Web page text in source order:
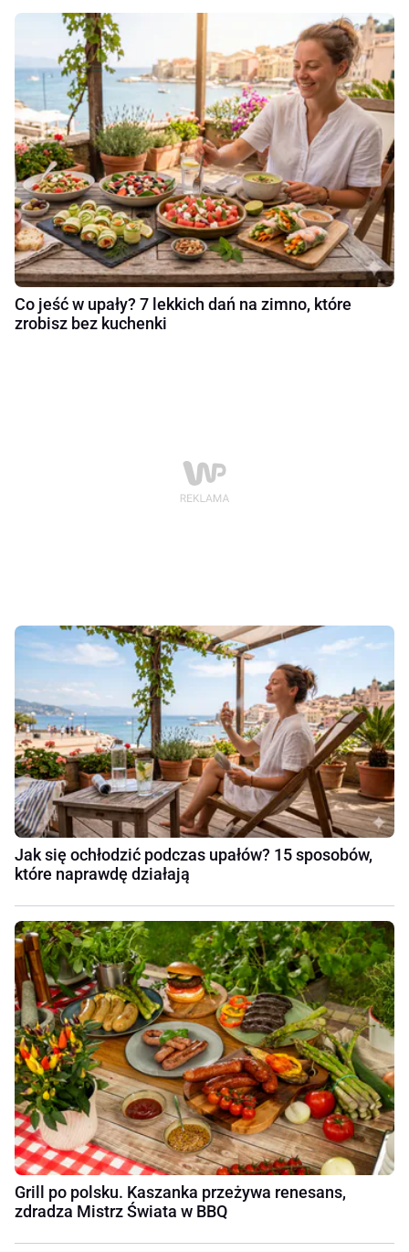
Co jeść w upały? 7 lekkich dań na zimno, które
zrobisz bez kuchenki
Jak się ochłodzić podczas upałów? 15 sposobów,
które naprawdę działają
Grill po polsku. Kaszanka przeżywa renesans,
zdradza Mistrz Świata w BBQ